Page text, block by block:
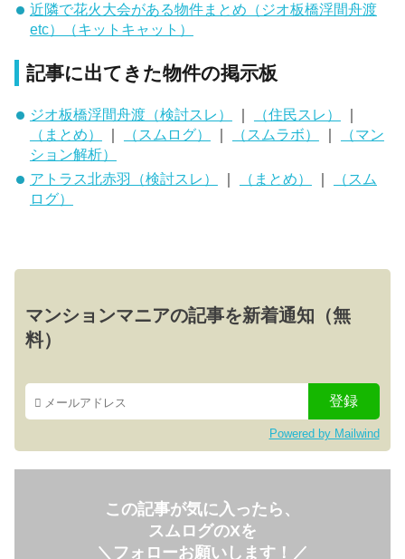
近隣で花火大会がある物件まとめ（ジオ板橋浮間舟渡
etc）（キットキャット）
記事に出てきた物件の掲示板
ジオ板橋浮間舟渡（検討スレ） ｜ （住民スレ）
｜
（まとめ）
｜ （スムログ） ｜ （スムラボ） ｜
（マン
ション解析）
アトラス北赤羽（検討スレ）
｜ （まとめ） ｜
（スム
ログ）
マンションマニアの記事を新着通知（無
料）
Powered by Mailwind
この記事が気に入ったら、
スムログのXを
＼フォローお願いします！／